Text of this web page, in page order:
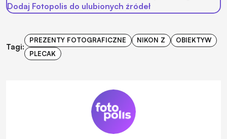
Dodaj Fotopolis do ulubionych źródeł
Tagi:
PREZENTY FOTOGRAFICZNE NIKON Z
OBIEKTYW
PLECAK